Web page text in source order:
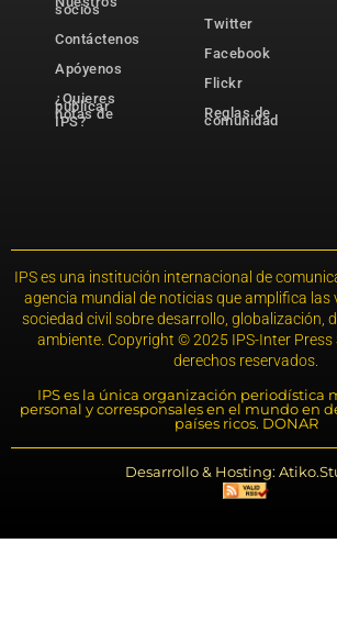
socios
Contáctenos
Apóyenos
¿Quieres
publicar
notas de
IPS?
Twitter
Facebook
Flickr
Reglas de
comunidad
IPS es una institución internacional de
agencia mundial de noticias que amplifica las
sociedad civil sobre desarrollo, globalización,
ambiente. Copyright © 2025 IPS-Inter Press
derechos reservados.
IPS es la única organización periodística
personal y corresponsales en el mundo en
países ricos. DONAR
Desarrollo & Hosting: